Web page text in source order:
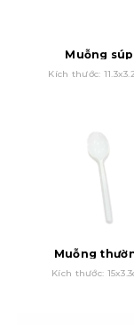
Muỗng súp
Kích thước:
Muỗng
Kích thước: